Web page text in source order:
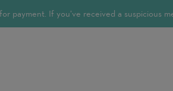
payment. If you’ve received a